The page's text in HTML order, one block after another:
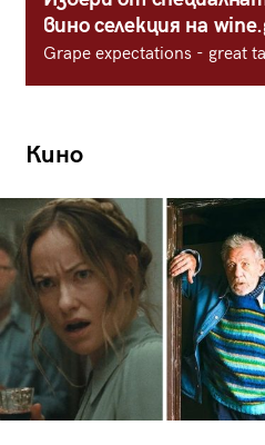
вино селекция на
Grape expectations - great
Кино